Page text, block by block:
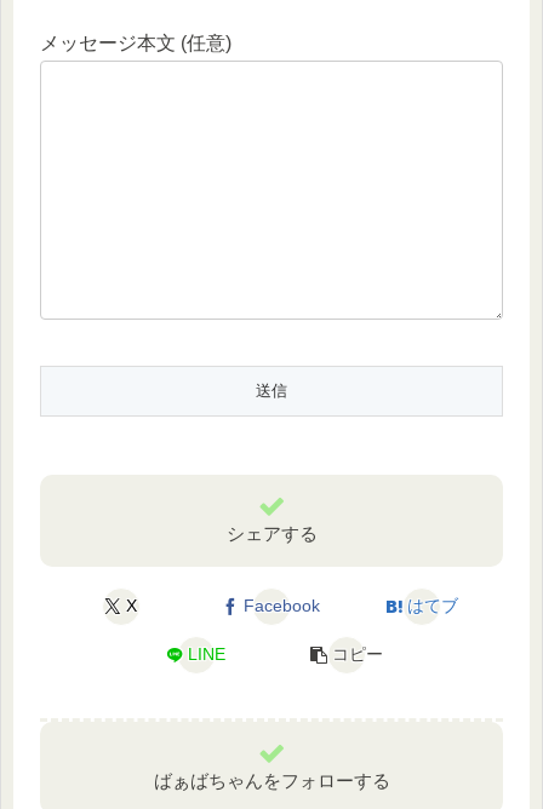
メッセージ本文 (任意)
シェアする
X Facebook はてブ
LINE コピー
ばぁばちゃんをフォローする